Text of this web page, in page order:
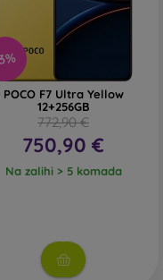
POCO F7 Ultra Yellow
12+256GB
772,90 €
750,90 €
Na zalihi > 5 komada